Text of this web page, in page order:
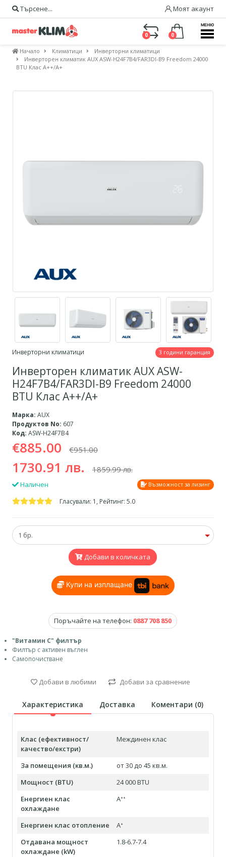
Търсене... Моят акаунт
0 0
МЕНЮ
Начало Климатици
Инверторни климатици
Инверторен климатик AUX ASW-H24F7B4/FAR3DI-B9 Freedom 24000
BTU Клас A++/A+
Инверторни климатици 3 години гаранция
Инверторен климатик AUX ASW-
H24F7B4/FAR3DI-B9 Freedom 24000
BTU Клас A++/A+
Марка: AUX
Продуктов No: 607
Код: ASW-H24F7B4
€885.00 €951.00
1730.91 лв. 1859.99 лв.
Наличен Възможност за лизинг
Гласували: 1, Рейтинг: 5.0
Добави в количката
Купи на изплащане
Поръчайте на телефон: 0887 708 850
"Витамин C" филтър
Филтър с активен въглен
Самопочистване
Добави в любими Добави за сравнение
Характеристика Доставка Коментари (0)
Клас (ефективност/
качество/екстри)
Междинен клас
За помещения (кв.м.)
от 30 до 45 кв.м.
Мощност (BTU)
24 000 BTU
Енергиен клас
охлаждане
Aᐩᐩ
Енергиен клас отопление
Aᐩ
Отдавана мощност
охлаждане (kW)
1.8-6.7-7.4